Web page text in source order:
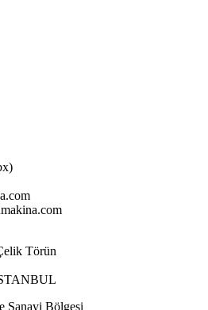
Törün
Sanayi Bölgesi